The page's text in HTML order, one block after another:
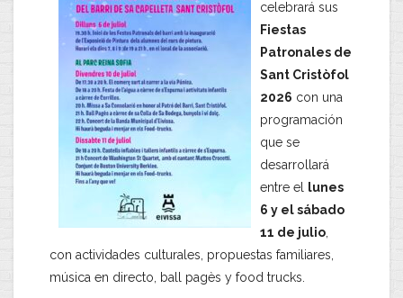
celebrará sus
Fiestas
Patronales de
Sant Cristòfol
2026 con una
programación
que se
desarrollará
entre el
lunes
6 y el sábado
11 de julio
con actividades culturales, propuestas familiares,
música en directo, ball pagès y food trucks.